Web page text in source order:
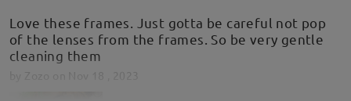
Love these frames. Just gotta be careful not pop
of the lenses from the frames. So be very gentle
cleaning them